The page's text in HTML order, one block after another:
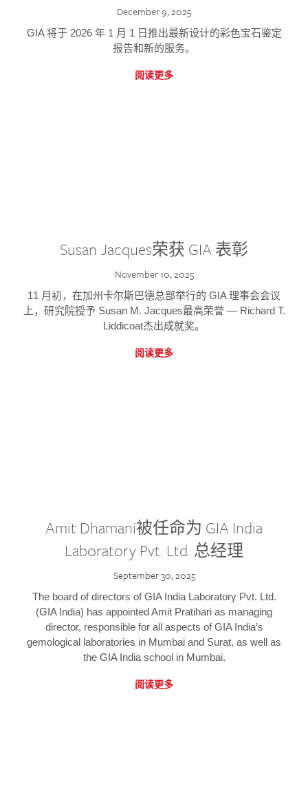
December 9, 2025
GIA 将于 2026 年 1 月 1 日推出最新设计的彩色宝石鉴定
报告和新的服务。
阅读更多
Susan Jacques荣获 GIA 表彰
November 10, 2025
11 月初，在加州卡尔斯巴德总部举行的 GIA 理事会会议
上，研究院授予 Susan M. Jacques最高荣誉 — Richard T.
Liddicoat杰出成就奖。
阅读更多
Amit Dhamani被任命为 GIA India
Laboratory Pvt. Ltd. 总经理
September 30, 2025
The board of directors of GIA India Laboratory Pvt. Ltd.
(GIA India) has appointed Amit Pratihari as managing
director, responsible for all aspects of GIA India’s
gemological laboratories in Mumbai and Surat, as well as
the GIA India school in Mumbai.
阅读更多